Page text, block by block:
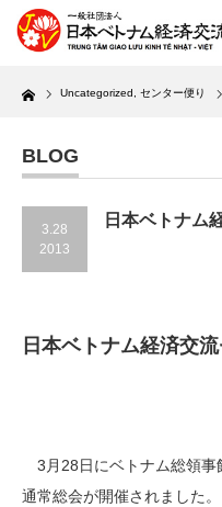
Home Uncategorized センター便り
BLOG
3.28
2013
日本ベトナム
日本ベトナム経済交
3月28日にベトナム総領事
通常総会が開催されました。